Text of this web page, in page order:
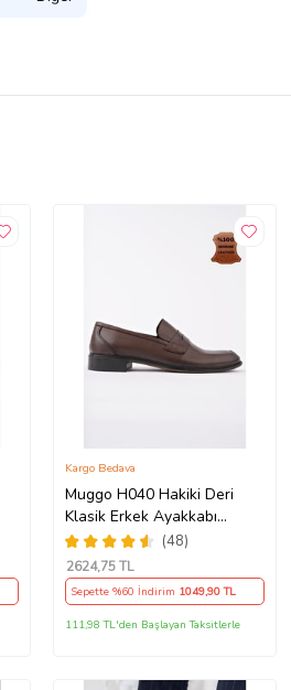
Muggo H040 Hakiki Deri
Klasik Erkek Ayakkabı
(Kahverengi) (48)
Kargo Bedava
2624,75 TL
Sepette %60 İndirim 1049,90 TL
111,98 TL'den Başlayan Taksitlerle